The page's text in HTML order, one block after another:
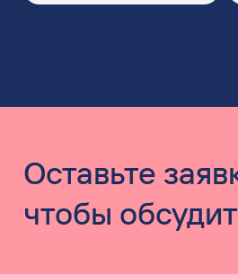
Оставьте
чтобы